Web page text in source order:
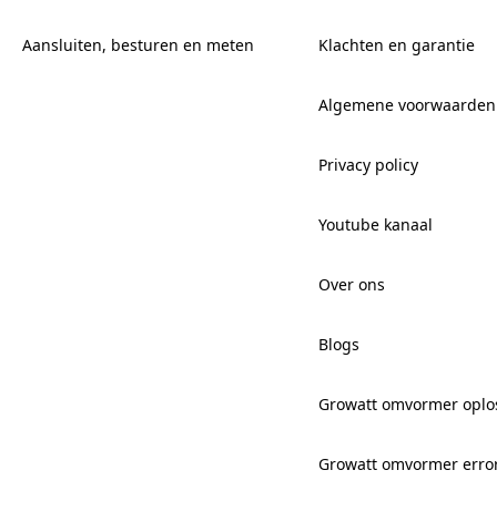
Aansluiten, besturen en meten Klachten en garantie
Algemene voorwaarden
Privacy policy
Youtube kanaal
Over ons
Blogs
Growatt omvormer
Growatt omvormer